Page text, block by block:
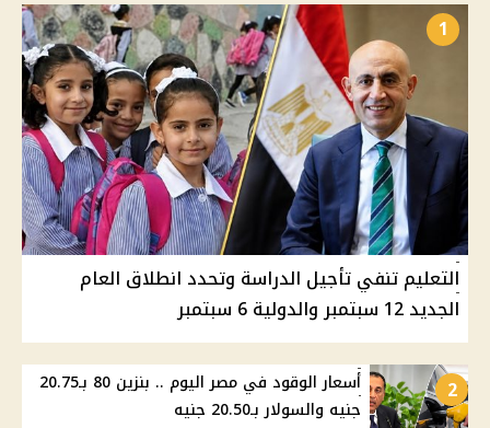
1
التعليم تنفي تأجيل الدراسة وتحدد انطلاق العام
الجديد 12 سبتمبر والدولية 6 سبتمبر
2
أسعار الوقود في مصر اليوم .. بنزين 80 بـ20.75
جنيه والسولار بـ20.50 جنيه